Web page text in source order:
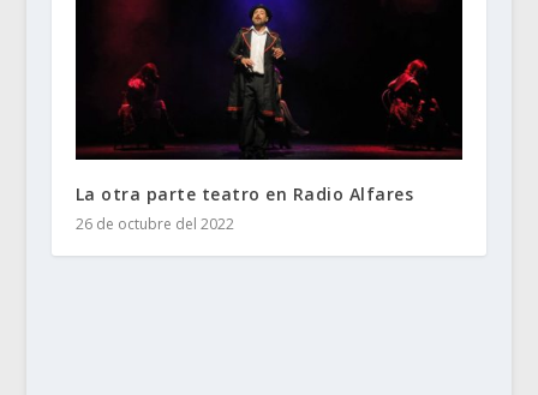
La otra parte teatro en Radio Alfares
26 de octubre del 2022